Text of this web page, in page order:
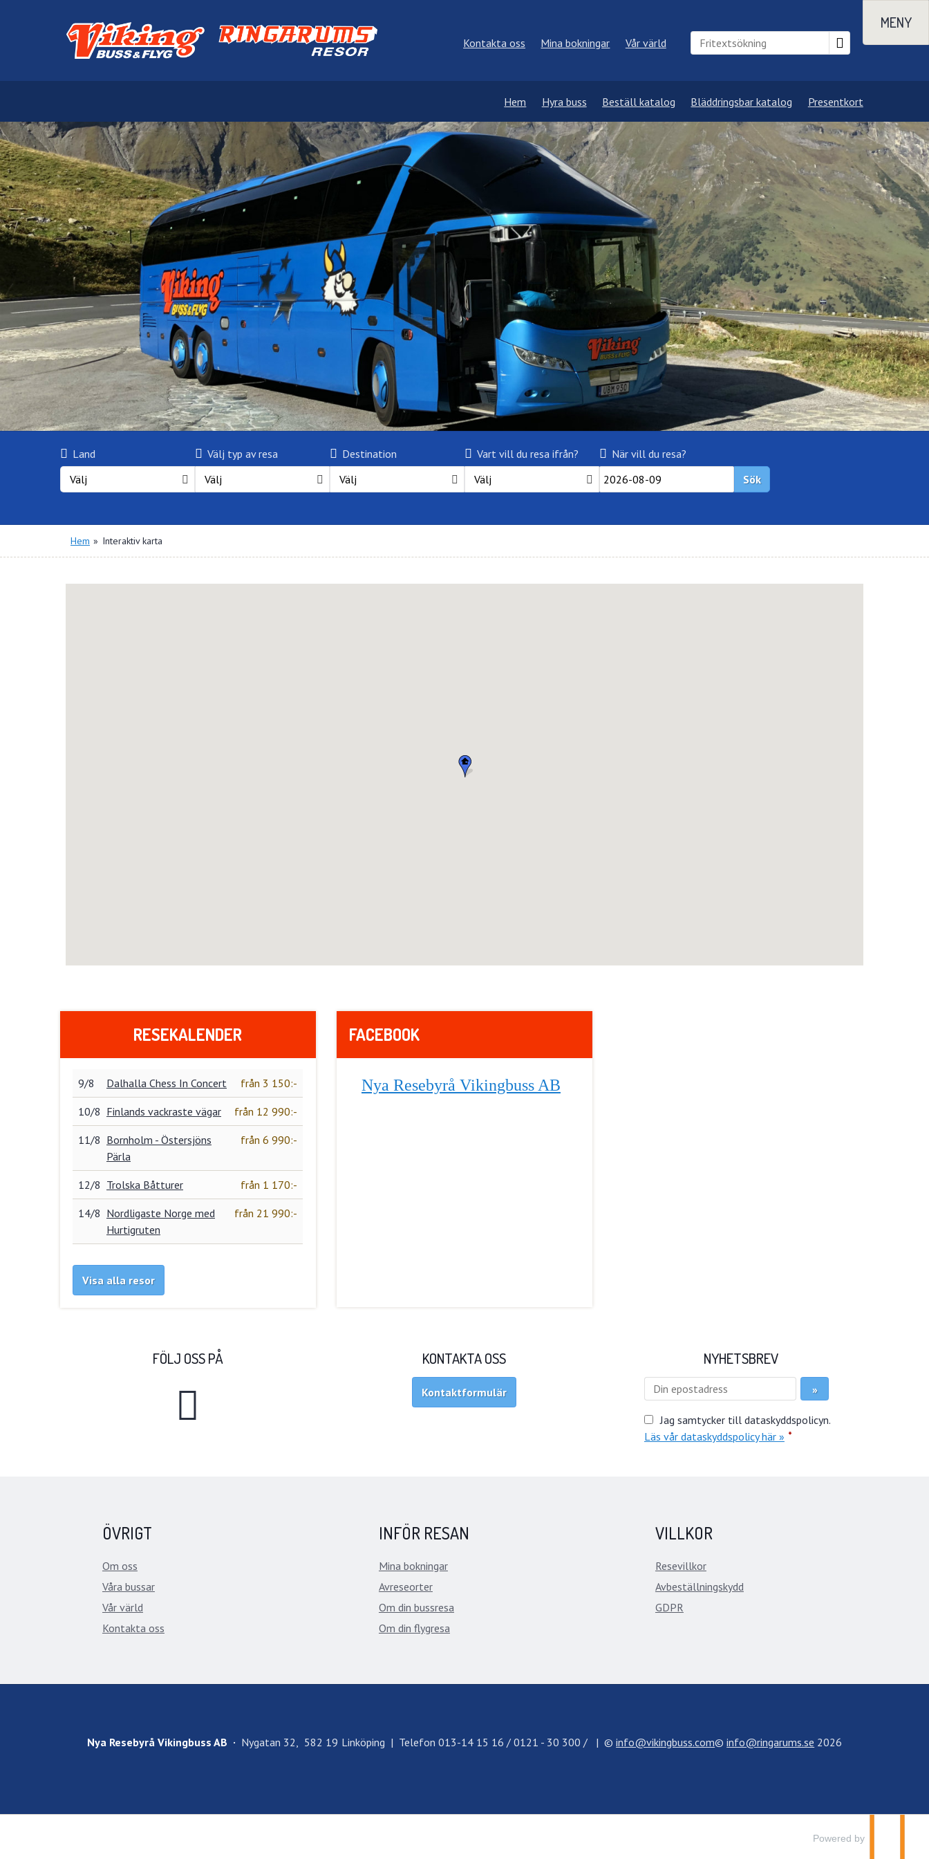
Kontakta oss Mina bokningar Vår värld
MENY
Hem Hyra buss Beställ katalog Bläddringsbar katalog Presentkort
Land
Välj
Välj typ av resa
Välj
Destination
Välj
Vart vill du resa ifrån?
Välj
När vill du resa?
Sök
Hem » Interaktiv karta
RESEKALENDER
9/8 Dalhalla Chess In Concert från 3 150:-
10/8 Finlands vackraste vägar från 12 990:-
11/8 Bornholm - Östersjöns
Pärla
från 6 990:-
12/8 Trolska Båtturer från 1 170:-
14/8 Nordligaste Norge med
Hurtigruten
från 21 990:-
Visa alla resor
FACEBOOK
Nya Resebyrå Vikingbuss AB
FÖLJ OSS PÅ KONTAKTA OSS
Kontaktformulär
NYHETSBREV
Jag samtycker till dataskyddspolicyn.
Läs vår dataskyddspolicy här » *
ÖVRIGT
Om oss
Våra bussar
Vår värld
Kontakta oss
INFÖR RESAN
Mina bokningar
Avreseorter
Om din bussresa
Om din flygresa
VILLKOR
Resevillkor
Avbeställningskydd
GDPR
Nya Resebyrå Vikingbuss AB Nygatan 32 582 19 Linköping Telefon013-14 15 16 / 0121 - 30 300 / ©info@vikingbuss.com©info@ringarums.se 2026
Powered by